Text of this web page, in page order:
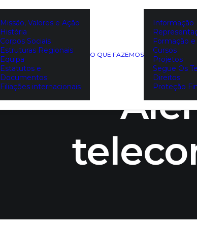
Missão, Valores e Ação
História
Corpos Sociais
Estruturas Regionais
Equipa
Estatutos e
Documentos
Filiações internacionais
O QUE FAZEMOS
Informação
Formação
Cursos
Projetos
Segue Os
Direitos
Proteção
DECO